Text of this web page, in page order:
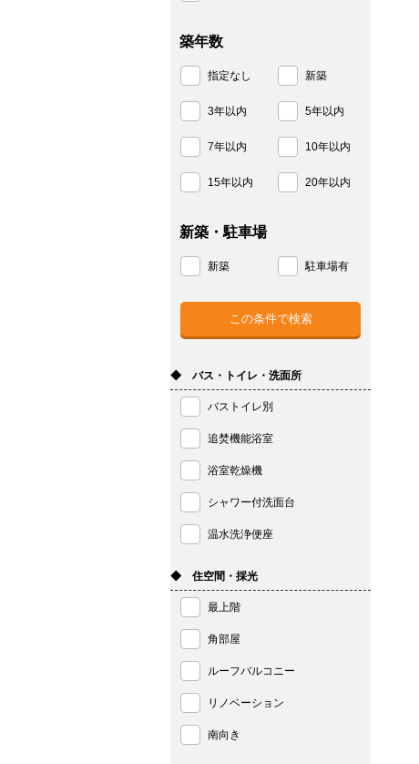
築年数
指定なし 新築
3年以内 5年以内
7年以内 10年以内
15年以内 20年以内
新築・駐車場
新築 駐車場有
◆ バス・トイレ・洗面所
バストイレ別
追焚機能浴室
浴室乾燥機
シャワー付洗面台
温水洗浄便座
◆ 住空間・採光
最上階
角部屋
ルーフバルコニー
リノベーション
南向き